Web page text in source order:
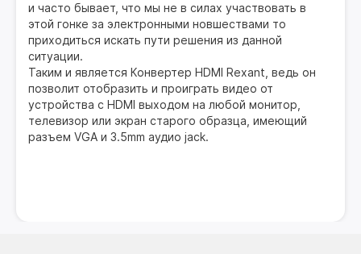
и часто бывает, что мы не в силах участвовать в
этой гонке за электронными новшествами то
приходиться искать пути решения из данной
ситуации.
Таким и является Конвертер HDMI Rexant, ведь он
позволит отобразить и проиграть видео от
устройства с HDMI выходом на любой монитор,
телевизор или экран старого образца, имеющий
разъем VGA и 3.5mm аудио jack.